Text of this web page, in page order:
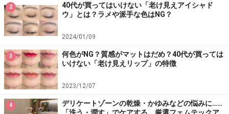
2
40代が買ってはいけない「老け見えアイシャド
ウ」とは？ラメや派手な色はNG？
2024/01/09
3
何色がNG？質感がマットはだめ？40代が買っては
いけない「老け見えリップ」の特徴
2023/12/07
4
デリケートゾーンの乾燥・かゆみなどの悩みに……
「洗う・潤す」でケアする、厳選フェムテックア